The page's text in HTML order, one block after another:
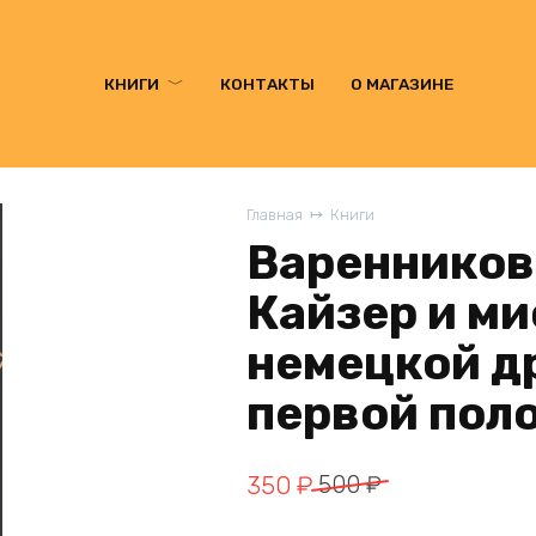
КНИГИ КОНТАКТЫ О МАГАЗИНЕ
Главная Книги
Кайзер и
немецкой
первой
500₽
Первоначальная
350 ₽
Текущая